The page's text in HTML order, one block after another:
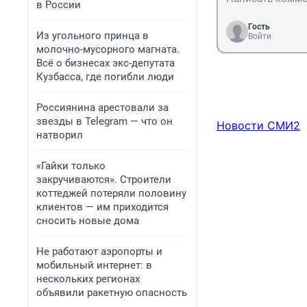
в России
Из угольного принца в
молочно-мусорного магната.
Всё о бизнесах экс-депутата
Кузбасса, где погибли люди
Россиянина арестовали за
звезды в Telegram — что он
натворил
«Гайки только
закручиваются». Строители
коттеджей потеряли половину
клиентов — им приходится
сносить новые дома
Не работают аэропорты и
мобильный интернет: в
нескольких регионах
объявили ракетную опасность
Гость
Войти
Новости СМИ2